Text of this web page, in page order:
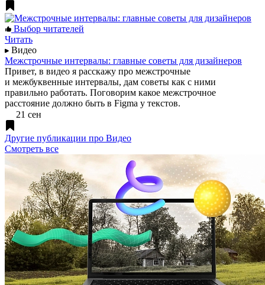
Выбор читателей
Читать
Видео
Межстрочные интервалы: главные советы для дизайнеров
Привет, в видео я расскажу про межстрочные
и межбуквенные интервалы, дам советы как с ними
правильно работать. Поговорим какое межстрочное
расстояние должно быть в Figma у текстов.
21 сен
Другие публикации про Видео
Смотреть все